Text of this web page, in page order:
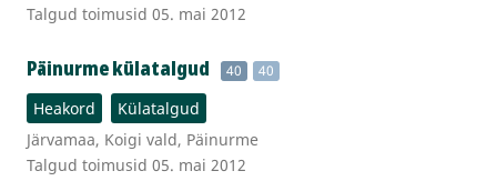
Talgud toimusid 05. mai 2012
Päinurme külatalgud 40 40
Heakord
Külatalgud
Järvamaa, Koigi vald, Päinurme
Talgud toimusid 05. mai 2012